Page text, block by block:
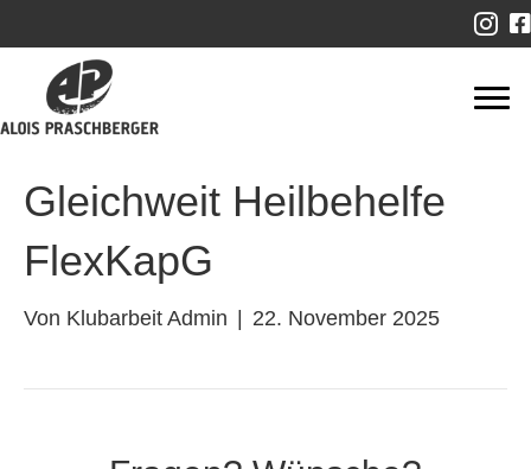
Gleichweit Heilbehelfe
FlexKapG
Von Klubarbeit Admin 22. November 2025